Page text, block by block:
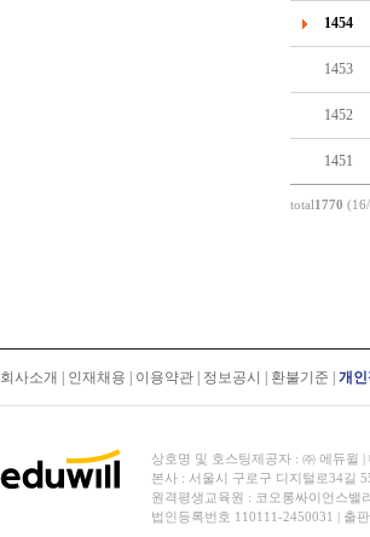
1454
1453
1452
1451
total1770
회사소개 인재채용 이용약관 정보공시 환불기준 개인
상호명 및 호스팅제공자 : ㈜ 에듀윌
본사 : 서울시 구로구 디지털로34길
원격평생교육원 : 코오롱싸이언스밸
법인등록번호 110111-2450031 | 출